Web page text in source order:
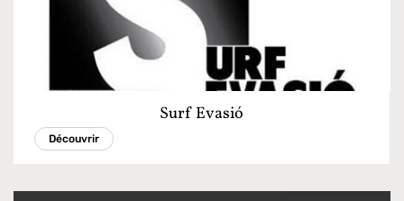
Surf Evasió
Découvrir